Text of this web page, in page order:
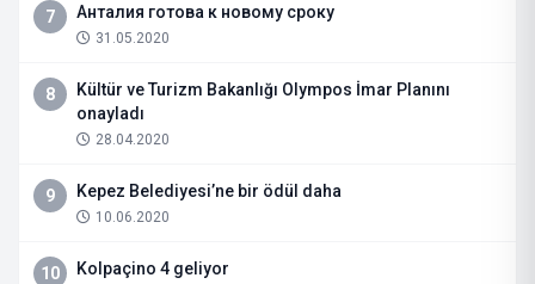
7 Анталия готова к новому сроку
31.05.2020
8
Kültür ve Turizm Bakanlığı Olympos İmar Planını
onayladı
28.04.2020
9 Kepez Belediyesi’ne bir ödül daha
10.06.2020
10 Kolpaçino 4 geliyor